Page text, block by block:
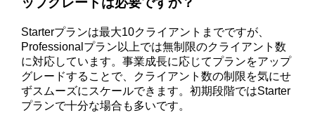
Starterプランは最大10クライアントまでですが、
Professionalプラン以上では無制限のクライアント数
に対応しています。事業成長に応じてプランをアップ
グレードすることで、クライアント数の制限を気にせ
ずスムーズにスケールできます。初期段階ではStarter
プランで十分な場合も多いです。